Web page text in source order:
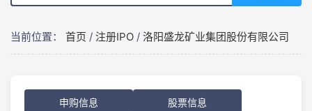
当前位置： 首页 / 注册IPO / 洛阳盛龙矿业集团股份有限公司
申购信息 股票信息